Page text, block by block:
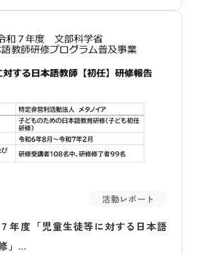
活動レポート
年度「児童生徒等に対する日本語
」...